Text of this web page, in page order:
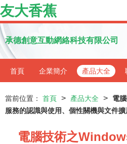
友大香蕉
承德創意互動網絡科技有限公司
首頁 企業簡介 產品大全
當前位置： 首頁 > 產品大全 >
電
服務的認識與使用、個性關機與文件
電腦技術之